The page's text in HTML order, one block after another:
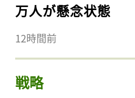
万人が懸念状態
12時間前
戦略